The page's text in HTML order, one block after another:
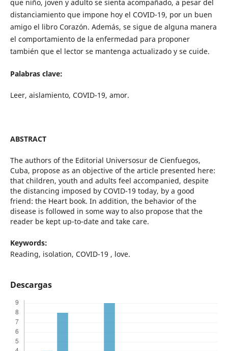
que niño, joven y adulto se sienta acompañado, a pesar del
distanciamiento que impone hoy el COVID-19, por un buen
amigo el libro Corazón. Además, se sigue de alguna manera
el comportamiento de la enfermedad para proponer
también que el lector se mantenga actualizado y se cuide.
Palabras clave:
Leer, aislamiento, COVID-19, amor.
ABSTRACT
The authors of the Editorial Universosur de Cienfuegos,
Cuba, propose as an objective of the article presented here:
that children, youth and adults feel accompanied, despite
the distancing imposed by COVID-19 today, by a good
friend: the Heart book. In addition, the behavior of the
disease is followed in some way to also propose that the
reader be kept up-to-date and take care.
Keywords:
Reading, isolation, COVID-19 , love.
Descargas